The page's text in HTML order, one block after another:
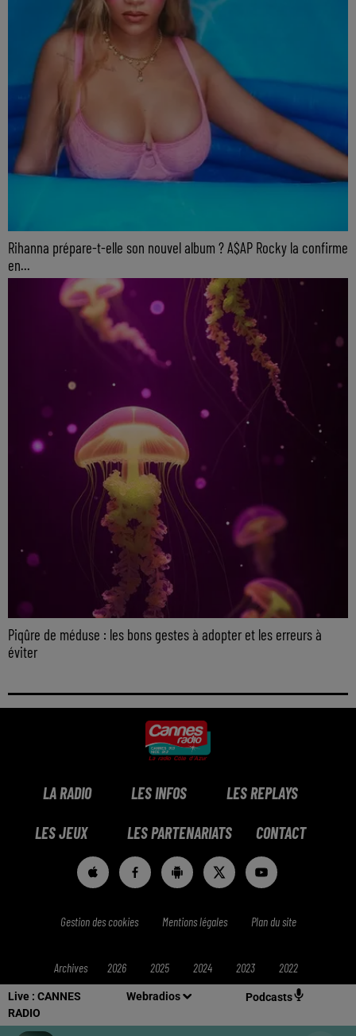
Live : CANNES
RADIO
Webradios Podcasts
Rihanna prépare-t-elle son nouvel album ? A$AP Rocky la confirme
en...
Piqûre de méduse : les bons gestes à adopter et les erreurs à
éviter
LA RADIO LES INFOS LES REPLAYS
LES JEUX LES PARTENARIATS CONTACT
Gestion des cookies Mentions légales Plan du site
Archives 2026 2025 2024 2023 2022